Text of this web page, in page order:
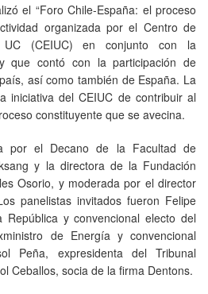
el “Foro Chile-España: el proceso
organizada por el Centro de
UC (CEIUC) en conjunto con la
que contó con la participación de
así como también de España. La
iniciativa del CEIUC de contribuir al
constituyente que se avecina.
por el Decano de la Facultad de
y la directora de la Fundación
Osorio, y moderada por el director
panelistas invitados fueron Felipe
y convencional electo del
de Energía y convencional
Peña, expresidenta del Tribunal
Ceballos, socia de la firma Dentons.